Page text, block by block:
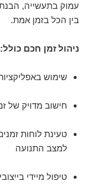
עמוק בתעשייה, הבנת
בין הכל בזמן אמת.
ניהול זמן חכם כולל:
שימוש
חישוב מדויק של
טעינת לוחות
למצב התנועה
טיפול מיידי